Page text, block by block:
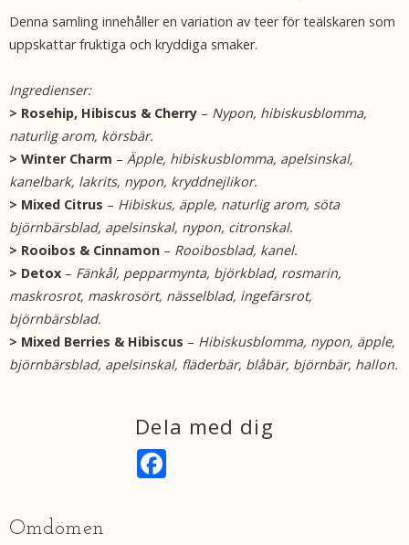
Denna samling innehåller en variation av teer för teälskaren som
uppskattar fruktiga och kryddiga smaker.
Ingredienser:
> Rosehip, Hibiscus & Cherry – Nypon, hibiskusblomma,
naturlig arom, körsbär.
> Winter Charm – Äpple, hibiskusblomma, apelsinskal,
kanelbark, lakrits, nypon, kryddnejlikor.
> Mixed Citrus – Hibiskus, äpple, naturlig arom, söta
björnbärsblad, apelsinskal, nypon, citronskal.
> Rooibos & Cinnamon – Rooibosblad, kanel.
> Detox – Fänkål, pepparmynta, björkblad, rosmarin,
maskrosrot, maskrosört, nässelblad, ingefärsrot,
björnbärsblad.
> Mixed Berries & Hibiscus – Hibiskusblomma, nypon, äpple,
björnbärsblad, apelsinskal, fläderbär, blåbär, björnbär, hallon.
Dela med dig
Omdömen